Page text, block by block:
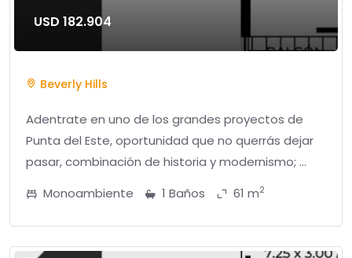
USD 182.904
Beverly Hills
Adentrate en uno de los grandes proyectos de
Punta del Este, oportunidad que no querrás dejar
pasar, combinación de historia y modernismo; ...
Monoambiente
1 Baños 61 m2